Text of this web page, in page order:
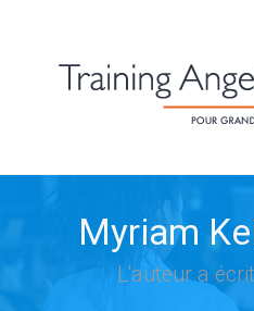
Myriam
L'auteur a